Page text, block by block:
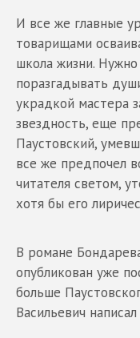
И все же главные
товарищами
школа жизни.
поразгадывать
украдкой мастера
звездность, еще
Паустовский,
все же предпочел
читателя светом,
хотя бы его
В романе
опубликован уже
больше
Васильевич